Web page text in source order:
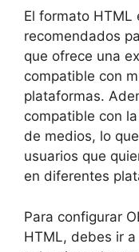
El formato HTML
recomendados
que ofrece una
compatible con
plataformas.
compatible con
de medios, lo
usuarios que
en diferentes
Para configurar
HTML, debes ir